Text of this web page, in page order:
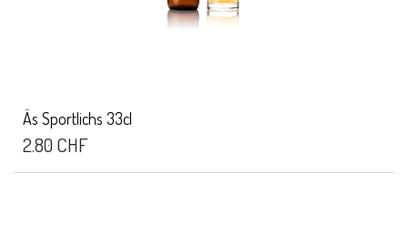
Äs Sportlichs 33cl
2.80 CHF